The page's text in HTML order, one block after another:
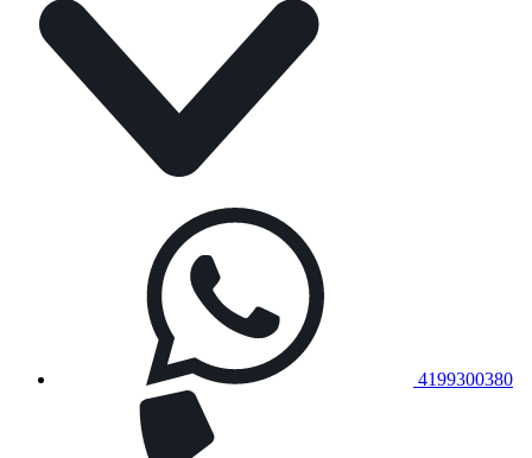
4199300380